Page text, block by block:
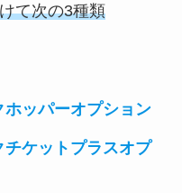
て次の3種類
ッパーオプション
ケットプラスオプ